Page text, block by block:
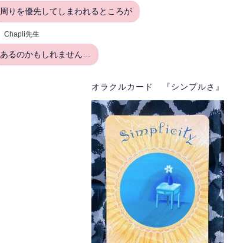
周りを優先してしまわれるところが
Chapli先生
あるのかもしれません…
オラクルカード 『シンプルさ』